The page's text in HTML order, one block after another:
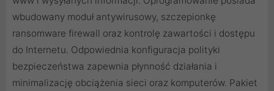
wbudowany moduł antywirusowy, szczepionkę
ransomware firewall oraz kontrolę zawartości i dostępu
do Internetu. Odpowiednia konfiguracja polityki
bezpieczeństwa zapewnia płynność działania i
minimalizację obciążenia sieci oraz komputerów. Pakiet